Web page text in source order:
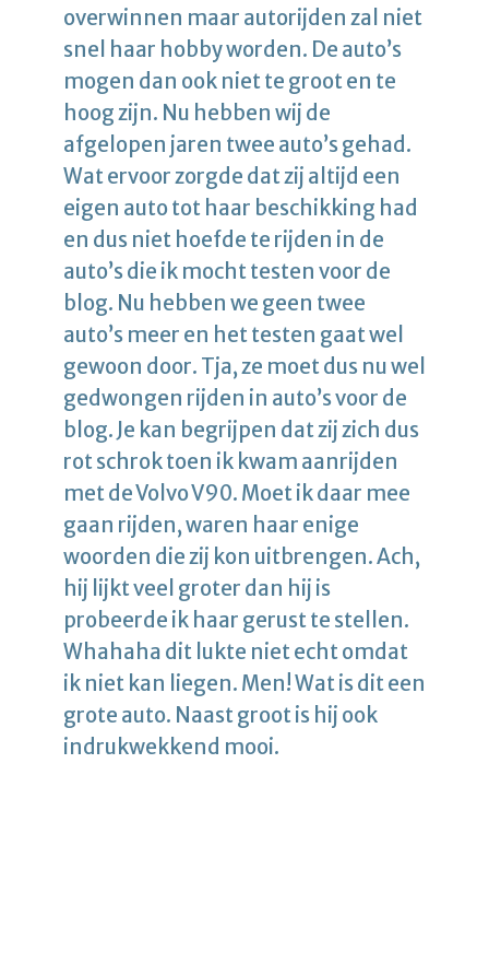
overwinnen maar autorijden zal niet
snel haar hobby worden. De auto’s
mogen dan ook niet te groot en te
hoog zijn. Nu hebben wij de
afgelopen jaren twee auto’s gehad.
Wat ervoor zorgde dat zij altijd een
eigen auto tot haar beschikking had
en dus niet hoefde te rijden in de
auto’s die ik mocht testen voor de
blog. Nu hebben we geen twee
auto’s meer en het testen gaat wel
gewoon door. Tja, ze moet dus nu wel
gedwongen rijden in auto’s voor de
blog. Je kan begrijpen dat zij zich dus
rot schrok toen ik kwam aanrijden
met de Volvo V90. Moet ik daar mee
gaan rijden, waren haar enige
woorden die zij kon uitbrengen. Ach,
hij lijkt veel groter dan hij is
probeerde ik haar gerust te stellen.
Whahaha dit lukte niet echt omdat
ik niet kan liegen. Men! Wat is dit een
grote auto. Naast groot is hij ook
indrukwekkend mooi.